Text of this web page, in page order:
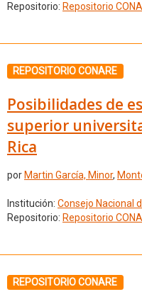
Repositorio: Repositorio
REPOSITORIO CONARE
Posibilidades de
superior
Rica
por Martin García, Minor,
Institución: Consejo Nacional
Repositorio: Repositorio
REPOSITORIO CONARE